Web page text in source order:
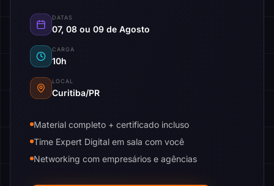
DATAS
07, 08 ou 09 de Agosto
CARGA
10h
LOCAL
Curitiba/PR
Material completo + certificado incluso
Time Expert Digital em sala com você
Networking com empresários e agências